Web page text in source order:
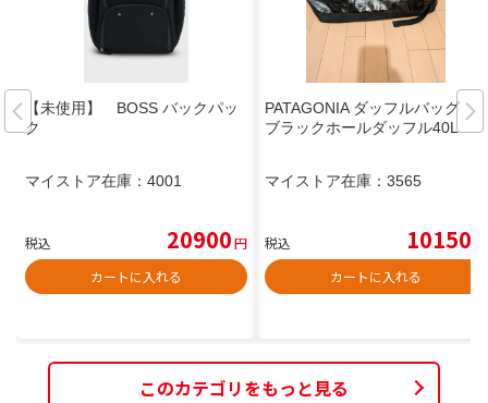
【未使用】 BOSS バックパッ
ク
マイストア在庫： 4001
税込 20900円
カートに入れる
PATAGONIA ダッフルバッグ
ブラックホールダッフル40L
マイストア在庫： 3565
税込 10150
カートに入れる
このカテゴリをもっと見る